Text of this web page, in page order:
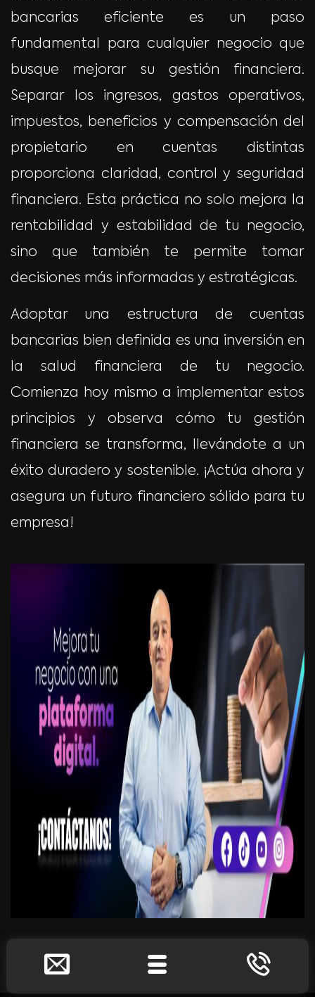
bancarias eficiente es un paso
fundamental para cualquier negocio que
busque mejorar su gestión financiera.
Separar los ingresos, gastos operativos,
impuestos, beneficios y compensación del
propietario en cuentas distintas
proporciona claridad, control y seguridad
financiera. Esta práctica no solo mejora la
rentabilidad y estabilidad de tu negocio,
sino que también te permite tomar
decisiones más informadas y estratégicas.
Adoptar una estructura de cuentas
bancarias bien definida es una inversión en
la salud financiera de tu negocio.
Comienza hoy mismo a implementar estos
principios y observa cómo tu gestión
financiera se transforma, llevándote a un
éxito duradero y sostenible. ¡Actúa ahora y
asegura un futuro financiero sólido para tu
empresa!